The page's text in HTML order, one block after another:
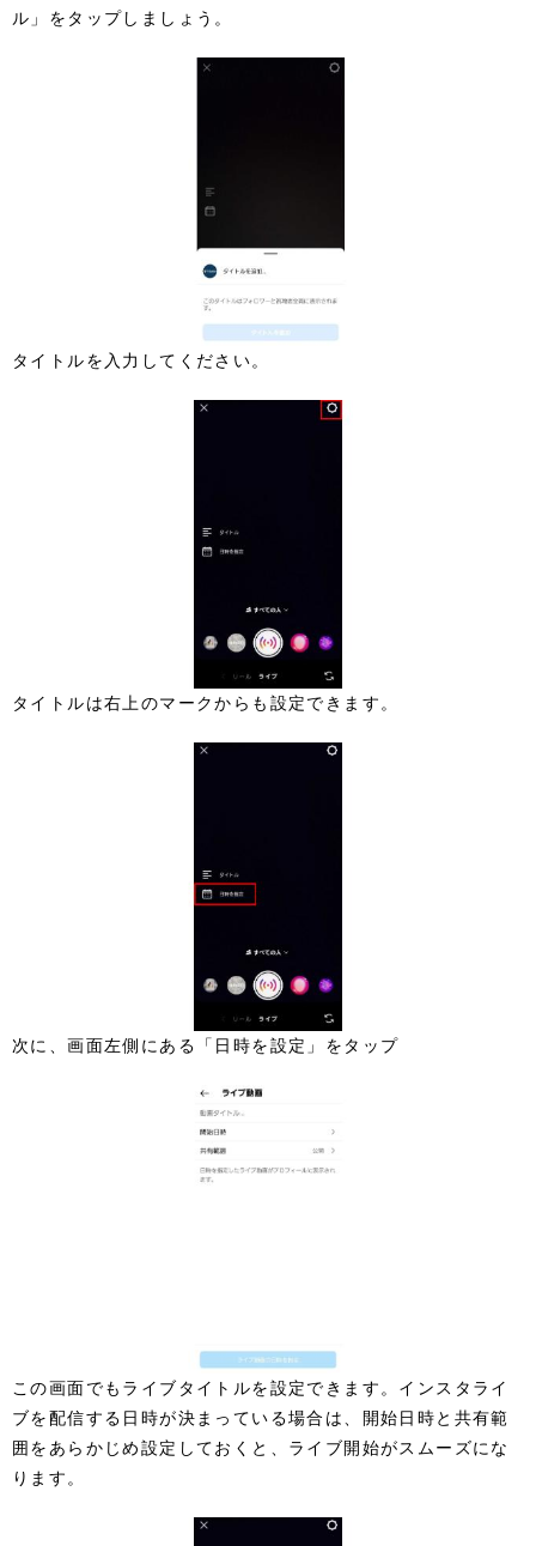
ル」をタップしましょう。
タイトルを入力してください。
タイトルは右上のマークからも設定できます。
次に、画面左側にある「日時を設定」をタップ
この画面でもライブタイトルを設定できます。インスタライ
ブを配信する日時が決まっている場合は、開始日時と共有範
囲をあらかじめ設定しておくと、ライブ開始がスムーズにな
ります。